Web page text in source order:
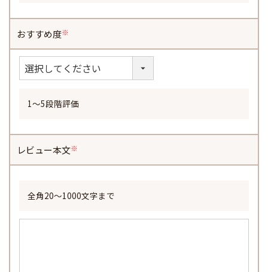
おすすめ度
須)
1～5段階評価
レビュー本文
全角20～1000文字まで